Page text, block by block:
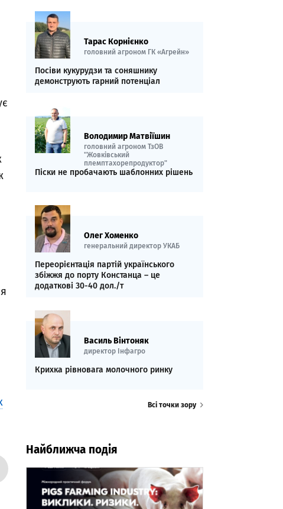
Тарас Корнієнко
головний агроном ГК «Агрейн»
Посіви кукурудзи та соняшнику
демонструють гарний потенціал
Володимир Матвіїшин
головний агроном ТзОВ
"Жовківський
племптахорепродуктор"
Піски не пробачають шаблонних рішень
Олег Хоменко
генеральний директор УКАБ
Переорієнтація партій українського
збіжжя до порту Констанца – це
додаткові 30-40 дол./т
Василь Вінтоняк
директор Інфагро
Крихка рівновага молочного ринку
Всі точки зору
Найближча подія